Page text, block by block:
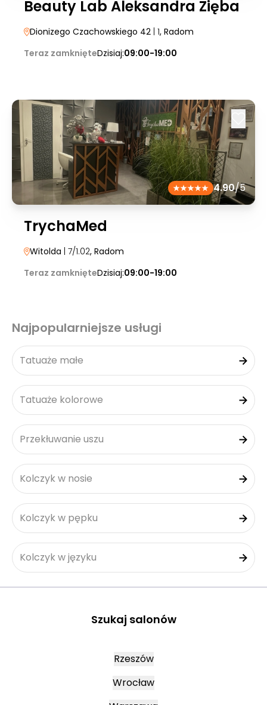
Beauty Lab Aleksandra Zięba
Dionizego Czachowskiego 42 | 1, Radom
Teraz zamknięteDzisiaj:09:00-19:00
4.90/5
TrychaMed
Witolda | 7/1.02, Radom
Teraz zamknięteDzisiaj:09:00-19:00
Najpopularniejsze usługi
Tatuaże małe
Tatuaże kolorowe
Przekłuwanie uszu
Kolczyk w nosie
Kolczyk w pępku
Kolczyk w języku
Szukaj salonów
Rzeszów
Wrocław